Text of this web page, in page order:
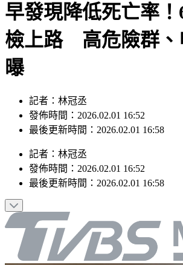
早發現降低死亡率
檢上路 高危險群、
曝
記者：林冠丞
發佈時間：2026.02.01 16:52
最後更新時間：2026.02.01 16:58
記者 ： 林冠丞
發佈時間： 2026.02.01 16:52
最後更新時間： 2026.02.01 16:58